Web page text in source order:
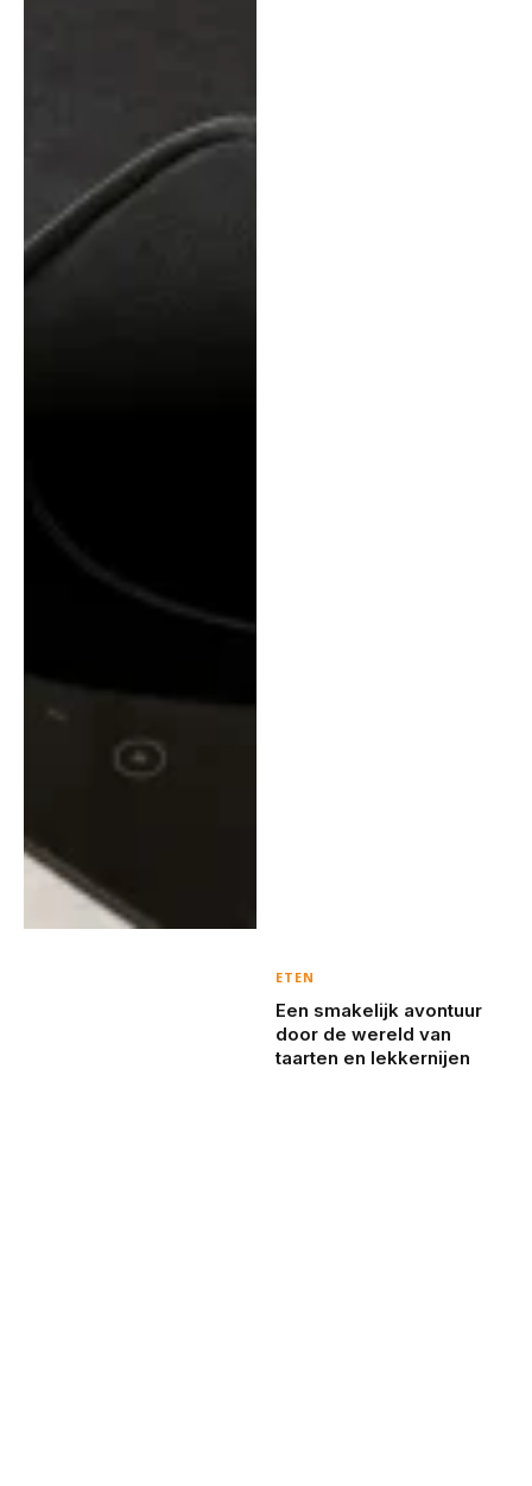
ETEN
Een smakelijk avontuur
door de wereld van
taarten en lekkernijen